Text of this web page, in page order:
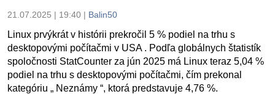
21.07.2025 | 19:40 | Balin50
Linux prvýkrát v histórii prekročil 5 % podiel na trhu s
desktopovými počítačmi v USA . Podľa globálnych štatistík
spoločnosti StatCounter za jún 2025 má Linux teraz 5,04 %
podiel na trhu s desktopovými počítačmi, čím prekonal
kategóriu „ Neznámy “, ktorá predstavuje 4,76 %.